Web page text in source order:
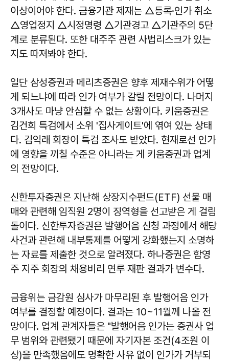
이상이어야 한다. 금융기관 제재는 △등록·인가 취소
△영업정지 △시정명령 △기관경고 △기관주의 5단
계로 분류된다. 또한 대주주 관련 사법리스크가 있는
지도 따져봐야 한다.
일단 삼성증권과 메리츠증권은 향후 제재수위가 어떻
게 되느냐에 따라 인가 여부가 갈릴 전망이다. 나머지
3개사도 마냥 안심할 수 없는 상황이다. 키움증권은
김건희 특검에서 소위 '집사게이트'에 엮여 있는 상태
다. 김익래 회장이 특검 조사도 받았다. 현재로선 인가
에 영향을 끼칠 수준은 아니라는 게 키움증권과 업계
의 전망이다.
신한투자증권은 지난해 상장지수펀드(ETF) 선물 매
매와 관련해 임직원 2명이 징역형을 선고받은 게 걸림
돌이다. 신한투자증권은 발행어음 신청 과정에서 해당
사건과 관련해 내부통제를 어떻게 강화했는지 소명하
는 자료를 제출한 것으로 알려졌다. 하나증권은 함영
주 지주 회장의 채용비리 연루 재판 결과가 변수다.
금융위는 금감원 심사가 마무리된 후 발행어음 인가
여부를 결정할 예정이다. 결과는 10~11월께 나올 전
망이다. 업계 관계자들은 "발행어음 인가는 증권사 업
무 범위와 관련됐기 때문에 자기자본 조건(4조원 이
상)을 만족했음에도 명확한 사유 없이 인가가 거부되